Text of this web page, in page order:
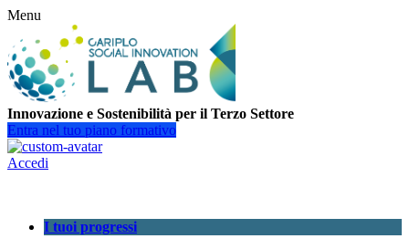
Menu
Innovazione e Sostenibilità per il Terzo Settore
Entra nel tuo piano formativo
Accedi
I tuoi progressi